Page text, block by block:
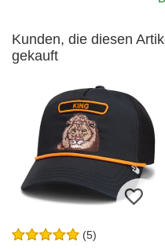
Kunden, die diesen
gekauft
(5)